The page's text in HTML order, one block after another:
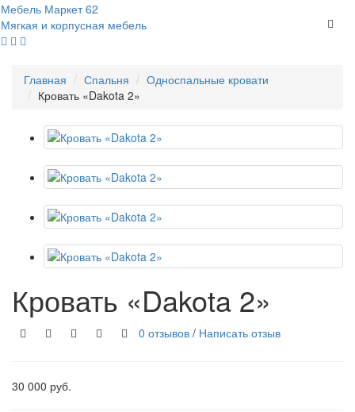
Мебель Маркет 62
Мягкая и корпусная мебель
Главная Спальня
Односпальные кровати
Кровать «Dakota 2»
Кровать «Dakota 2»
0 отзывов / Написать отзыв
30 000 руб.